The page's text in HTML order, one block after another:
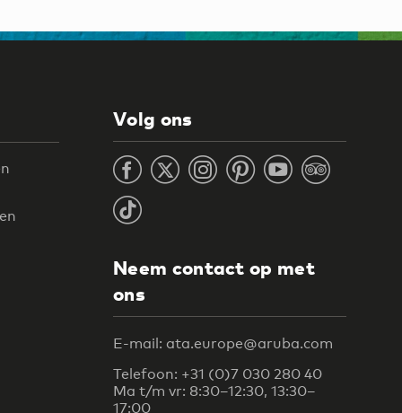
Volg ons
Neem contact op met
ons
E-mail: ata.europe@aruba.com
Telefoon: +31 (0)7 030 280 40
Ma t/m vr: 8:30–12:30, 13:30–
17:00